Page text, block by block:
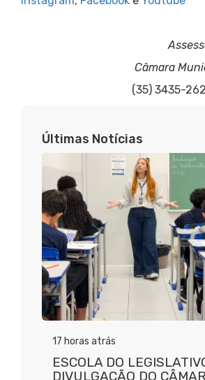
Câmara
(35) 3435-
Últimas Notícias
17 horas atrás
ESCOLA DO
DIVULGAÇÃO DO